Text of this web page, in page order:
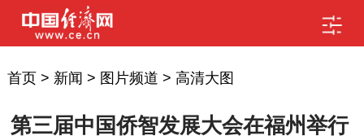
首页> 新闻 > 图片频道 > 高清大图
第三届中国侨智发展大会在福州举行